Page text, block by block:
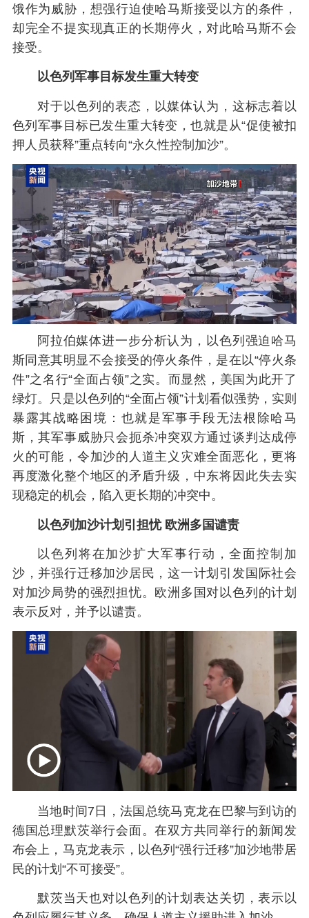
饿作为威胁，想强行迫使哈马斯接受以方的条件，
却完全不提实现真正的长期停火，对此哈马斯不会
接受。
以色列军事目标发生重大转变
对于以色列的表态，以媒体认为，这标志着以
色列军事目标已发生重大转变，也就是从“促使被扣
押人员获释”重点转向“永久性控制加沙”。
阿拉伯媒体进一步分析认为，以色列强迫哈马
斯同意其明显不会接受的停火条件，是在以“停火条
件”之名行“全面占领”之实。而显然，美国为此开了
绿灯。只是以色列的“全面占领”计划看似强势，实则
暴露其战略困境：也就是军事手段无法根除哈马
斯，其军事威胁只会扼杀冲突双方通过谈判达成停
火的可能，令加沙的人道主义灾难全面恶化，更将
再度激化整个地区的矛盾升级，中东将因此失去实
现稳定的机会，陷入更长期的冲突中。
以色列加沙计划引担忧 欧洲多国谴责
以色列将在加沙扩大军事行动，全面控制加
沙，并强行迁移加沙居民，这一计划引发国际社会
对加沙局势的强烈担忧。欧洲多国对以色列的计划
表示反对，并予以谴责。
当地时间7日，法国总统马克龙在巴黎与到访的
德国总理默茨举行会面。在双方共同举行的新闻发
布会上，马克龙表示，以色列“强行迁移”加沙地带居
民的计划“不可接受”。
默茨当天也对以色列的计划表达关切，表示以